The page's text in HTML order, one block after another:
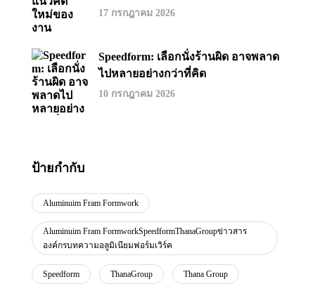
17 กรกฎาคม 2026
Speedform: เลือกนั่งร้านผิด อาจพลาด
ไปหลายอย่างกว่าที่คิด
10 กรกฎาคม 2026
ป้ายกำกับ
Aluminuim Fram Formwork
Aluminuim Fram FormworkSpeedformThanaGroupข่าวสาร
องค์กรบทความอลูมิเนียมฟอร์มเวิร์ค
Speedform ThanaGroup Thana Group